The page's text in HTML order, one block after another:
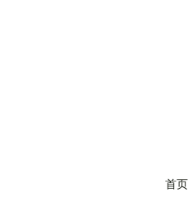
首页
首页